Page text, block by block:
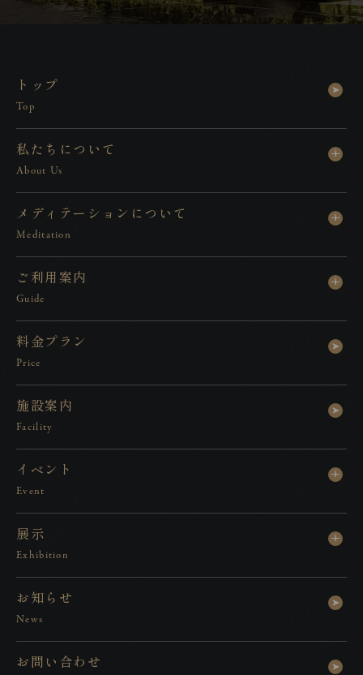
ト ッ プ
Top
私た ち につ い て
About Us
メ ディ テー シ ョ ン につ い て
Meditation
ご 利用 案内
Guide
料金プ ラ ン
Price
施設案 内
Facility
イ ベ ン ト
Event
展示
Exhibition
お知 ら せ
News
お問い 合わ せ